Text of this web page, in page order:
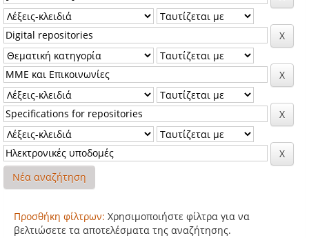
Νέα αναζήτηση
Προσθήκη φίλτρων: Χρησιμοποιήστε φίλτρα για να
βελτιώσετε τα αποτελέσματα της αναζήτησης.